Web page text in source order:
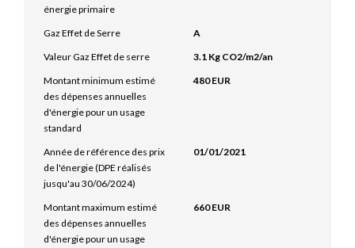
énergie primaire
Gaz Effet de Serre
A
Valeur Gaz Effet de serre
3.1 Kg CO2/m2/an
Montant minimum estimé
des dépenses annuelles
d'énergie pour un usage
standard
480 EUR
Année de référence des prix
de l'énergie (DPE réalisés
jusqu'au 30/06/2024)
01/01/2021
Montant maximum estimé
des dépenses annuelles
d'énergie pour un usage
660 EUR